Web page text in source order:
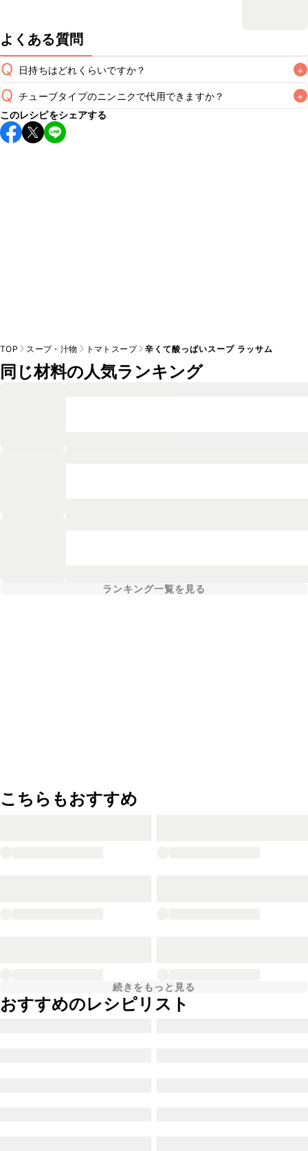
よくある質問
Q 日持ちはどれくらいですか？ +
A
保存期間は冷蔵で翌日中が目安です。なるべくお早めにお召
し上がりください。
※日持ちは目安です。
Q チューブタイプのニンニクで代用できますか？ +
A
チューブタイプのニンニクを使用してもお作りいただけま
す。小さじ1/2を目安に加え、お好みの風味になるようご調節
このレシピをシェアする
TOP スープ・汁物 トマトスープ 辛くて酸っぱいスープ ラッサム
同じ材料の人気ランキング
ランキング一覧を見る
こちらもおすすめ
続きをもっと見る
おすすめのレシピリスト